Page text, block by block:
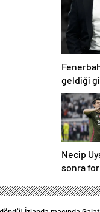
geldiği
Necip
sonra